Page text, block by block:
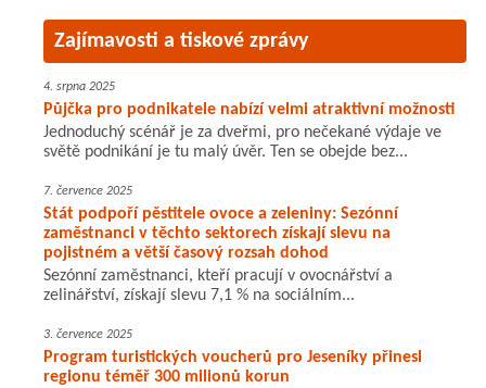
Zajímavosti a tiskové zprávy
4. srpna 2025
Půjčka pro podnikatele nabízí velmi atraktivní možnosti
Jednoduchý scénář je za dveřmi, pro nečekané výdaje ve
světě podnikání je tu malý úvěr. Ten se obejde bez...
7. července 2025
Stát podpoří pěstitele ovoce a zeleniny: Sezónní
zaměstnanci v těchto sektorech získají slevu na
pojistném a větší časový rozsah dohod
Sezónní zaměstnanci, kteří pracují v ovocnářství a
zelinářství, získají slevu 7,1 % na sociálním...
3. července 2025
Program turistických voucherů pro Jeseníky přinesl
regionu téměř 300 milionů korun